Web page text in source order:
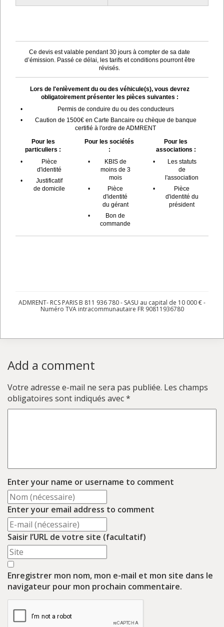
Ce devis est valable pendant 30 jours à compter de sa date
d’émission. Passé ce délai, les tarifs et conditions pourront être
révisés.
Lors de l'enlèvement du ou des véhicule(s), vous devrez
obligatoirement présenter les pièces suivantes :
•
Permis de conduire du ou des conducteurs
•
Caution de 1500€ en Carte Bancaire ou chèque de banque
certifié à l'ordre de ADMRENT
Pour les
particuliers :
•
Pièce
d'identité
•
Justificatif
de domicile
Pour les sociétés
:
•
KBIS de
moins de 3
mois
•
Pièce
d'identité
du gérant
•
Bon de
commande
Pour les
associations :
•
Les statuts
de
l'association
•
Pièce
d'identité du
président
ADMRENT- RCS PARIS B 811 936 780 - SASU au capital de 10 000 € -
Numéro TVA intracommunautaire FR 90811936780
Add a comment
Votre adresse e-mail ne sera pas publiée. Les champs
obligatoires sont indiqués avec*
Enter your name or username to comment
Enter your email address to comment
Saisir l’URL de votre site (facultatif)
Enregistrer mon nom, mon e-mail et mon site dans le
navigateur pour mon prochain commentaire.